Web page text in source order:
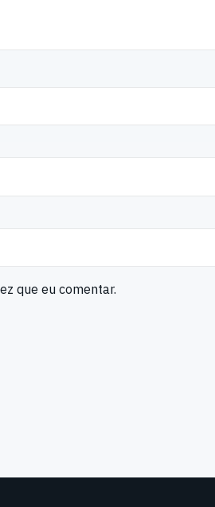
que eu comentar.